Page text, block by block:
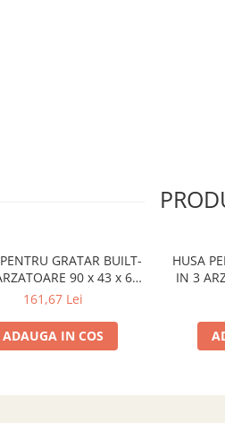
GRATAR BUILT-
90 x 43 x 62
CADAC 982241-100
161,67 Lei
ADAUGA IN COS
HUSA
IN 3
cm